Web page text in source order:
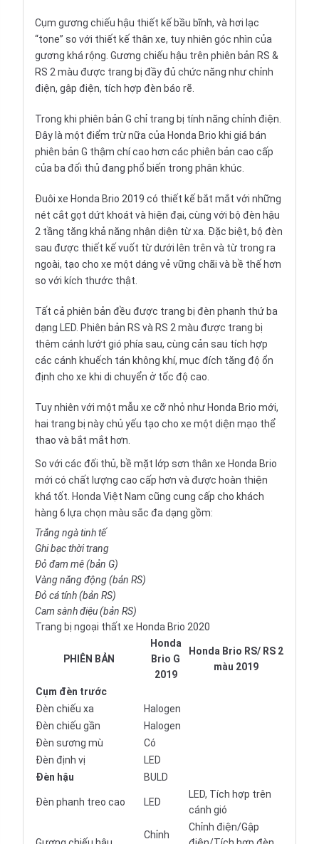
Cụm gương chiếu hậu thiết kế bầu bĩnh, và hơi lạc
“tone” so với thiết kế thân xe, tuy nhiên góc nhìn của
gương khá rộng. Gương chiếu hậu trên phiên bản RS &
RS 2 màu được trang bị đầy đủ chức năng như chỉnh
điện, gập điện, tích hợp đèn báo rẽ.
Trong khi phiên bản G chỉ trang bị tính năng chỉnh điện.
Đây là một điểm trừ nữa của Honda Brio khi giá bán
phiên bản G thậm chí cao hơn các phiên bản cao cấp
của ba đối thủ đang phổ biến trong phân khúc.
Đuôi xe Honda Brio 2019 có thiết kế bắt mắt với những
nét cắt gọt dứt khoát và hiện đại, cùng với bộ đèn hậu
2 tầng tăng khả năng nhận diện từ xa. Đặc biệt, bộ đèn
sau được thiết kế vuốt từ dưới lên trên và từ trong ra
ngoài, tạo cho xe một dáng vẻ vững chãi và bề thế hơn
so với kích thước thật.
Tất cả phiên bản đều được trang bị đèn phanh thứ ba
dạng LED. Phiên bản RS và RS 2 màu được trang bị
thêm cánh lướt gió phía sau, cùng cản sau tích hợp
các cánh khuếch tán không khí, mục đích tăng độ ổn
định cho xe khi di chuyển ở tốc độ cao.
Tuy nhiên với một mẫu xe cỡ nhỏ như Honda Brio mới,
hai trang bị này chủ yếu tạo cho xe một diện mạo thể
thao và bắt mắt hơn.
So với các đối thủ, bề mặt lớp sơn thân xe Honda Brio
mới có chất lượng cao cấp hơn và được hoàn thiện
khá tốt. Honda Việt Nam cũng cung cấp cho khách
hàng 6 lựa chọn màu sắc đa dạng gồm:
Trắng ngà tinh tế
Ghi bạc thời trang
Đỏ đam mê (bản G)
Vàng năng động (bản RS)
Đỏ cá tính (bản RS)
Cam sành điệu (bản RS)
Trang bị ngoại thất xe Honda Brio 2020
PHIÊN BẢN
Honda
Brio G
2019
Honda Brio RS/ RS 2
màu 2019
Cụm đèn trước
Đèn chiếu xa
Halogen
Đèn chiếu gần
Halogen
Đèn sương mù
Có
Đèn định vị
LED
Đèn hậu
BULD
Đèn phanh treo cao LED
LED, Tích hợp trên
cánh gió
Chỉnh
Chỉnh điện/Gập